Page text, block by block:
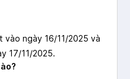
vào ngày 16/11/2025 và
17/11/2025.